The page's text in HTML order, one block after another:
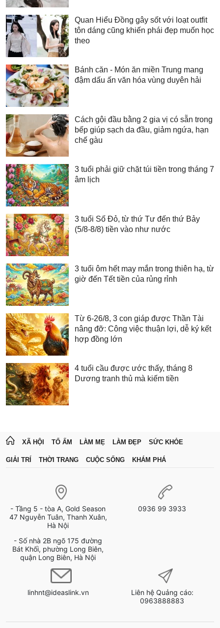
Quan Hiểu Đồng gây sốt với loạt outfit
tôn dáng cũng khiến phái đẹp muốn học
theo
Bánh căn - Món ăn miền Trung mang
đậm dấu ấn văn hóa vùng duyên hải
Cách gội đầu bằng 2 gia vị có sẵn trong
bếp giúp sạch da đầu, giảm ngứa, hạn
chế gàu
3 tuổi phải giữ chặt túi tiền trong tháng 7
âm lịch
3 tuổi Số Đỏ, từ thứ Tư đến thứ Bảy
(5/8-8/8) tiền vào như nước
3 tuổi ôm hết may mắn trong thiên hạ, từ
giờ đến Tết tiền của rủng rỉnh
Từ 6-26/8, 3 con giáp được Thần Tài
nâng đỡ: Công việc thuận lợi, dễ ký kết
hợp đồng lớn
4 tuổi cầu được ước thấy, tháng 8
Dương tranh thủ mà kiếm tiền
XÃ HỘI TỔ ẤM LÀM MẸ LÀM ĐẸP SỨC KHỎE
GIẢI TRÍ THỜI TRANG CUỘC SỐNG KHÁM PHÁ
- Tầng 5 - tòa A, Gold Season
47 Nguyễn Tuân, Thanh Xuân,
Hà Nội
- Số nhà 2B ngõ 175 đường
Bát Khối, phường Long Biên,
quận Long Biên, Hà Nội
0936 99 3933
linhnt@ideaslink.vn
Liên hệ Quảng cáo:
0963888883